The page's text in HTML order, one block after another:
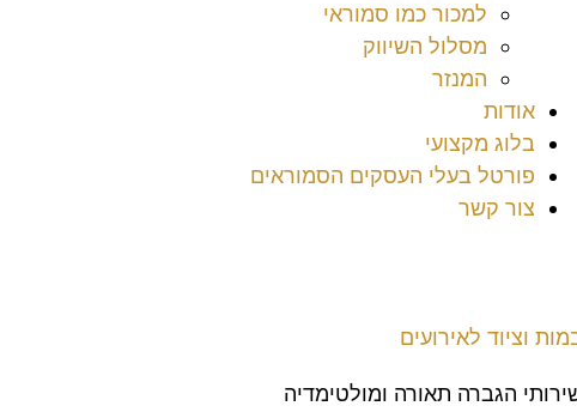
למכור כמו סמוראי
מסלול השיווק
המנזר
אודות
בלוג מקצועי
פורטל בעלי העסקים הסמוראים
צור קשר
וציוד לאירועים
הגברה תאורה ומולטימדיה